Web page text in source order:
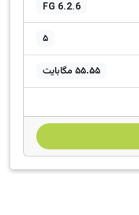
FG 6.2.6
5
55.55 مگابایت